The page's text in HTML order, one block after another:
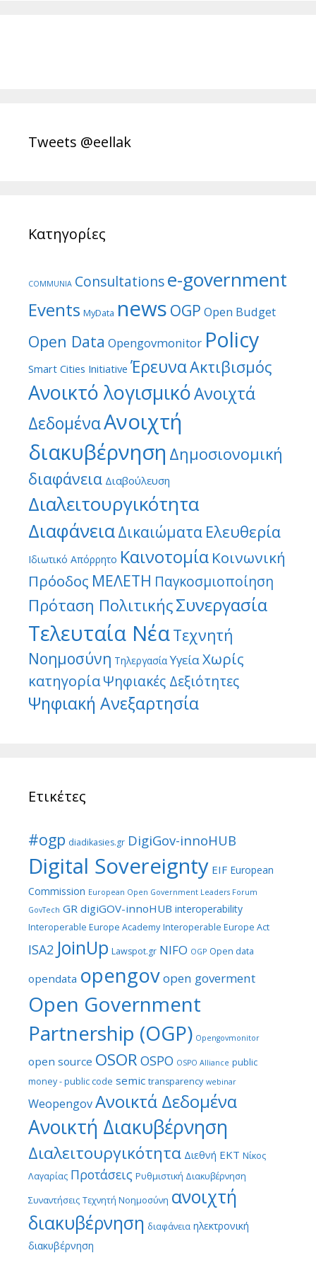
Tweets @eellak
Κατηγορίες
COMMUNIA Consultationse-government
Events MyData news OGP Open Budget
Open Data Opengovmonitor Policy
Smart Cities Initiative ΈρευναΑκτιβισμός
Ανοικτό λογισμικόΑνοιχτά
ΔεδομέναΑνοιχτή
διακυβέρνηση Δημοσιονομική
διαφάνεια Διαβούλευση
Διαλειτουργικότητα
ΔιαφάνειαΔικαιώματα Ελευθερία
Ιδιωτικό Απόρρητο Καινοτομία Κοινωνική
Πρόοδος ΜΕΛΕΤΗ Παγκοσμιοποίηση
Πρόταση ΠολιτικήςΣυνεργασία
Τελευταία ΝέαΤεχνητή
Νοημοσύνη Τηλεργασία ΥγείαΧωρίς
κατηγορίαΨηφιακές Δεξιότητες
Ψηφιακή Ανεξαρτησία
Ετικέτες
#ogp diadikasies.gr DigiGov-innoHUB
Digital Sovereignty EIF European
Commission European Open Government Leaders Forum
GovTech GR digiGOV-innoHUB interoperability
Interoperable Europe Academy Interoperable Europe Act
ISA2 JoinUp Lawspot.gr NIFO OGP Open data
opendata opengovopen goverment
Open Government
Partnership (OGP) Opengovmonitor
open source OSOR OSPO OSPO Alliance public
money - public code semic transparency webinar
WeopengovΑνοικτά Δεδομένα
Ανοικτή Διακυβέρνηση
Διαλειτουργικότητα Διεθνή ΕΚΤ Νίκος
Λαγαρίας Προτάσεις Ρυθμιστική Διακυβέρνηση
Συναντήσεις Τεχνητή Νοημοσύνη ανοιχτή
διακυβέρνηση διαφάνεια ηλεκτρονική
διακυβέρνηση